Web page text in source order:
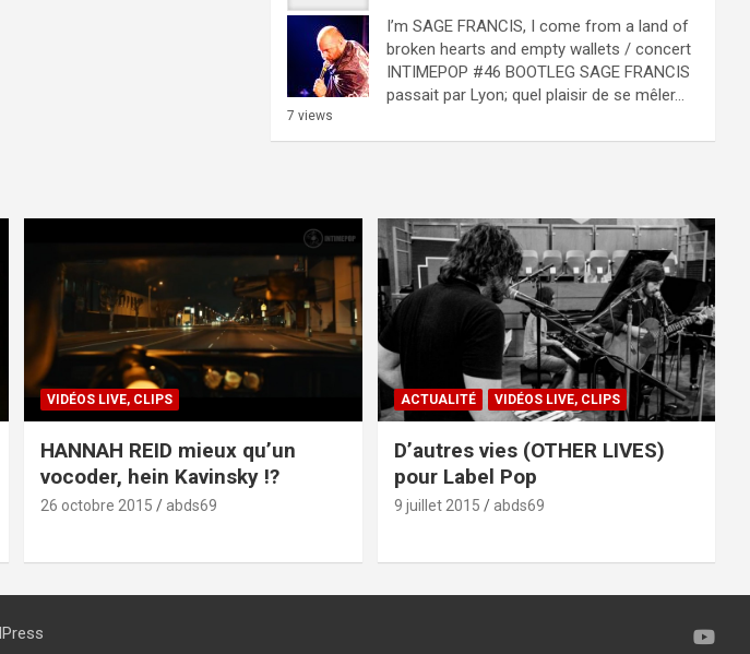
I’m SAGE FRANCIS, I come from a land of
broken hearts and empty wallets / concert
INTIMEPOP #46 BOOTLEG SAGE FRANCIS
passait par Lyon; quel plaisir de se mêler...
7 views
VIDÉOS LIVE, CLIPS
HANNAH REID mieux qu’un
vocoder, hein Kavinsky !?
26 octobre 2015 abds69
ACTUALITÉ VIDÉOS LIVE, CLIPS
D’autres vies (OTHER LIVES)
pour Label Pop
9 juillet 2015 abds69